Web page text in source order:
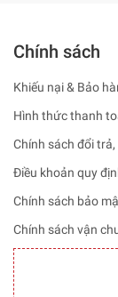
Chính sách
Khiếu nại & Bảo
Hình thức thanh
Chính sách đổi trả,
Điều khoản quy
Chính sách bảo
Chính sách vận